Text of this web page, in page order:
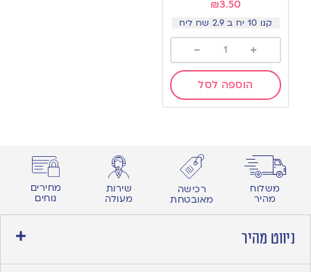
₪3.50
קנו 10 יח ב 2.9 שח ליח
+
-
הוספה לסל
משלוח
מהיר
רכישה
מאובטחת
שירות
מעולה
מחירים
נוחים
ניווט מהיר